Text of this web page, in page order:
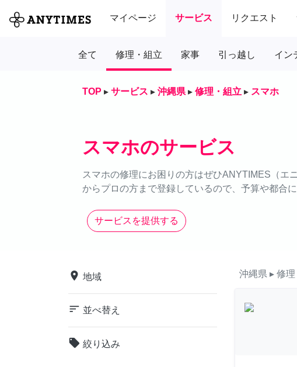
マイページ サービス リクエスト
全て 修理・組立 家事 引っ越し イン
TOP ▸ サービス ▸ 沖縄県 ▸ 修理・組立 ▸ スマホ
スマホのサービス
スマホの修理にお困りの方はぜひANYTIMES（エ
からプロの方まで登録しているので、予算や都合
サービスを提供する
place 地域
sort 並べ替え
local_offer 絞り込み
沖縄県 ▸ 修